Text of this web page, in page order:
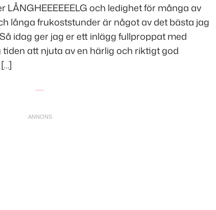
LÅNGHEEEEEELG och ledighet för många av
långa frukoststunder är något av det bästa jag
idag ger jag er ett inlägg fullproppat med
att njuta av en härlig och riktigt god